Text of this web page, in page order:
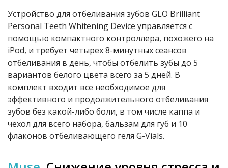
Устройство для отбеливания зубов GLO Brilliant
Personal Teeth Whitening Device управляется с
помощью компактного контроллера, похожего на
iPod, и требует четырех 8-минутных сеансов
отбеливания в день, чтобы отбелить зубы до 5
вариантов белого цвета всего за 5 дней. В
комплект входит все необходимое для
эффективного и продолжительного отбеливания
зубов без какой-либо боли, в том числе каппа и
чехол для всего набора, бальзам для губ и 10
флаконов отбеливающего геля G-Vials.